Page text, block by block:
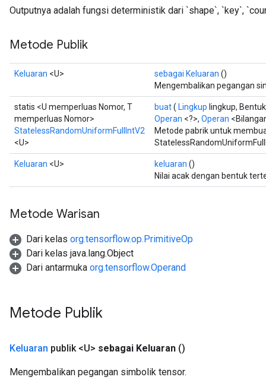
Outputnya adalah fungsi deterministik dari `shape`, `key`,
Metode Publik
Keluaran <U> sebagai Keluaran ()
Mengembalikan pegangan
statis <U memperluas Nomor, T
memperluas Nomor>
StatelessRandomUniformFullIntV2
<U>
buat( Lingkup lingkup,
Operan <?>, Operan
Metode pabrik untuk
Keluaran <U> keluaran ()
Nilai acak dengan bentuk
Metode Warisan
Dari kelas org.tensorflow.op.PrimitiveOp
Dari kelas java.lang.Object
Dari antarmuka org.tensorflow.Operand
Metode Publik
Keluaran publik <U> sebagai Keluaran ()
Mengembalikan pegangan simbolik tensor.